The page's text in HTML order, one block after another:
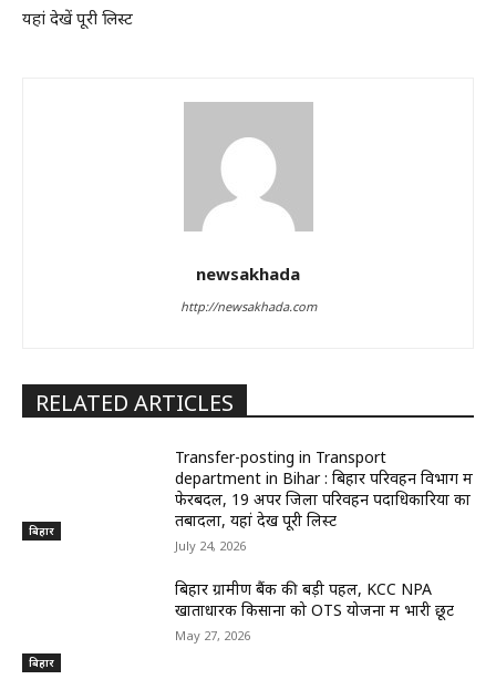
यहां देखें पूरी लिस्ट
newsakhada
http://newsakhada.com
RELATED ARTICLES
बिहार
Transfer-posting in Transport
department in Bihar : बिहार परिवहन विभाग में
फेरबदल, 19 अपर जिला परिवहन पदाधिकारियों का
तबादला, यहां देखें पूरी लिस्ट
July 24, 2026
बिहार
बिहार ग्रामीण बैंक की बड़ी पहल, KCC NPA
खाताधारक किसानों को OTS योजना में भारी छूट
May 27, 2026